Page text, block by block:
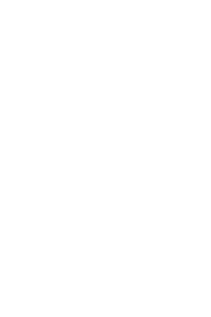
323-EBOX (3269)